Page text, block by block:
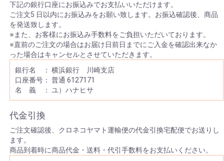
下記の銀行口座にお振込みでお支払いいただけます。
ご注文5 日以内にお振込みをお願い致します。お振込確認後、商品
を発送致します。
※また、お客様にお振込み手数料をご負担いただいております。
※直前のご注文の場合はお届け日前日までにご入金を確認出来なか
った場合はキャンセルとさせていただきます。
銀行名 ： 横浜銀行 川崎支店
口座番号： 普通 6127171
名 義 ： ユ）ハナヒサ
代金引換
ご注文確認後、クロネコヤマト運輸便の代金引換宅配便でお送りし
ます。
商品到着時に商品代金・送料・代引手数料をお支払いください。